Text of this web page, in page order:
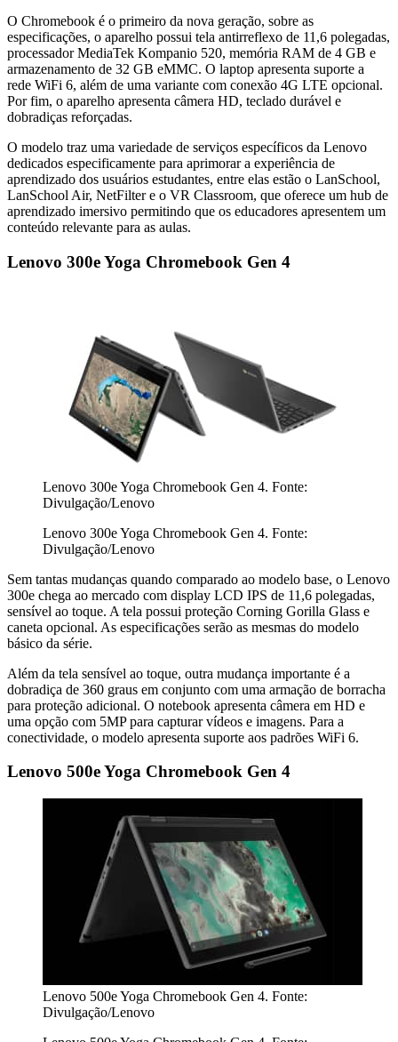
O Chromebook é o primeiro da nova geração, sobre as
especificações, o aparelho possui tela antirreflexo de 11,6 polegadas,
processador MediaTek Kompanio 520, memória RAM de 4 GB e
armazenamento de 32 GB eMMC. O laptop apresenta suporte a
rede WiFi 6, além de uma variante com conexão 4G LTE opcional.
Por fim, o aparelho apresenta câmera HD, teclado durável e
dobradiças reforçadas.
O modelo traz uma variedade de serviços específicos da Lenovo
dedicados especificamente para aprimorar a experiência de
aprendizado dos usuários estudantes, entre elas estão o LanSchool,
LanSchool Air, NetFilter e o VR Classroom, que oferece um hub de
aprendizado imersivo permitindo que os educadores apresentem um
conteúdo relevante para as aulas.
Lenovo 300e Yoga Chromebook Gen 4
Lenovo 300e Yoga Chromebook Gen 4. Fonte:
Divulgação/Lenovo
Lenovo 300e Yoga Chromebook Gen 4. Fonte:
Divulgação/Lenovo
Sem tantas mudanças quando comparado ao modelo base, o Lenovo
300e chega ao mercado com display LCD IPS de 11,6 polegadas,
sensível ao toque. A tela possui proteção Corning Gorilla Glass e
caneta opcional. As especificações serão as mesmas do modelo
básico da série.
Além da tela sensível ao toque, outra mudança importante é a
dobradiça de 360 graus em conjunto com uma armação de borracha
para proteção adicional. O notebook apresenta câmera em HD e
uma opção com 5MP para capturar vídeos e imagens. Para a
conectividade, o modelo apresenta suporte aos padrões WiFi 6.
Lenovo 500e Yoga Chromebook Gen 4
Lenovo 500e Yoga Chromebook Gen 4. Fonte:
Divulgação/Lenovo